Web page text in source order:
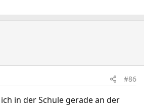
#86
in der Schule gerade an der